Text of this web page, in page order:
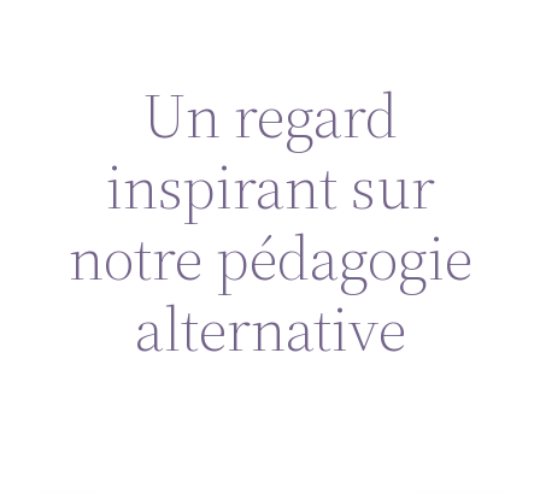
Un regard
inspirant sur
notre pédagogie
alternative